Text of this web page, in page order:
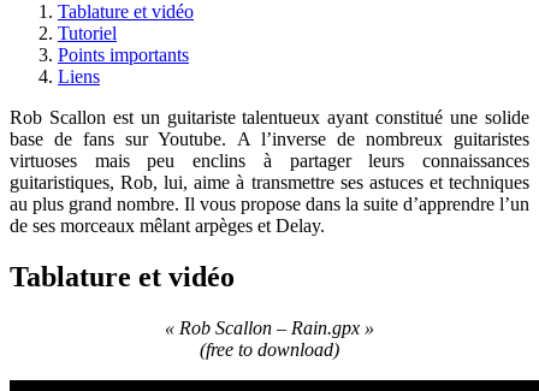
Tablature et vidéo
Tutoriel
Points importants
Liens
Rob Scallon est un guitariste talentueux ayant constitué une solide
base de fans sur Youtube. A l’inverse de nombreux guitaristes
virtuoses mais peu enclins à partager leurs connaissances
guitaristiques, Rob, lui, aime à transmettre ses astuces et techniques
au plus grand nombre. Il vous propose dans la suite d’apprendre l’un
de ses morceaux mêlant arpèges et Delay.
Tablature et vidéo
« Rob Scallon – Rain.gpx »
(free to download)